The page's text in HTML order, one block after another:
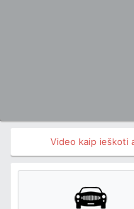
Video kaip ieškoti